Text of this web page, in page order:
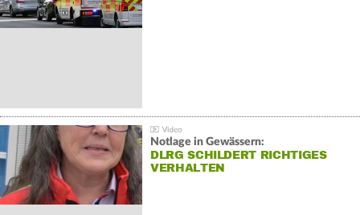
Notlage in Gewässern:
DLRG SCHILDERT RICHTIGES
VERHALTEN